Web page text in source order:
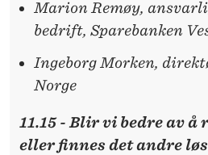
Marion Remøy,
bedrift, Sparebanken
Ingeborg Morken,
Norge
11.15 - Blir vi bedre av å
eller finnes det andre